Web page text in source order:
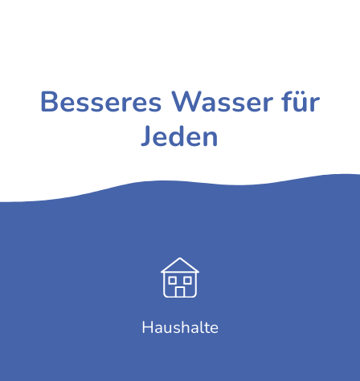
Besseres Wasser für
Jeden
Haushalte